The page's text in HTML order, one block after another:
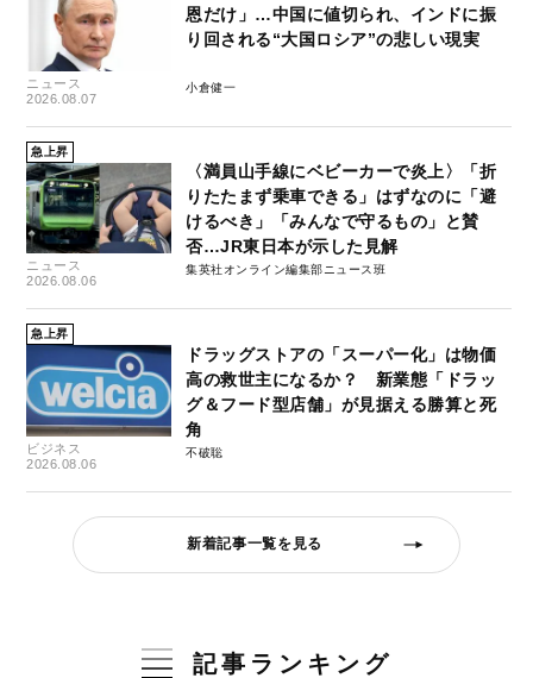
ニュース
2026.08.07
恩だけ」…中国に値切られ、インドに振
り回される“大国ロシア”の悲しい現実
小倉健一
急上昇
ニュース
2026.08.06
〈満員山手線にベビーカーで炎上〉「折
りたたまず乗車できる」はずなのに「避
けるべき」「みんなで守るもの」と賛
否…JR東日本が示した見解
集英社オンライン編集部ニュース班
急上昇
ビジネス
2026.08.06
ドラッグストアの「スーパー化」は物価
高の救世主になるか？ 新業態「ドラッ
グ＆フード型店舗」が見据える勝算と死
角
不破聡
新着記事一覧を見る
記事ランキング